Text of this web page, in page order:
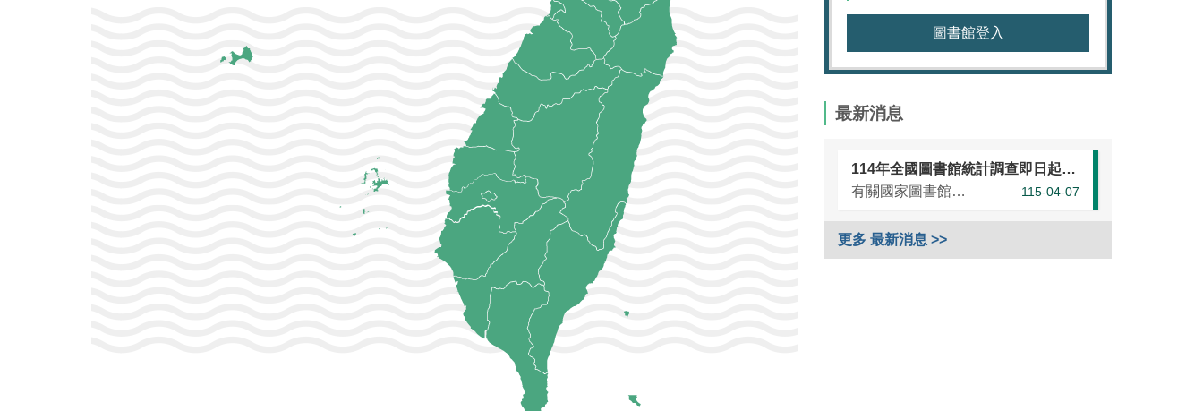
圖書館登入
最新消息
114年全國圖書館統計調查即日起開始，請各單位協助於本（115）年5月25日前完成統計資訊填報（延長至7月10日）
有關國家圖書館進行之「114年全國圖書館統計」調查，涵蓋全國大專校院圖書館、國民小學圖書館、國民中學圖書館、高級中等學校暨特殊教育學校圖書館，以及專門圖書館，藉由相關統計數據之蒐集，將有助瞭解我國各類...
115-04-07
更多 最新消息 >>